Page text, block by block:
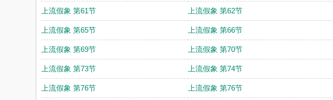
上流假象 第61节 上流假象 第62节
上流假象 第65节 上流假象 第66节
上流假象 第69节 上流假象 第70节
上流假象 第73节 上流假象 第74节
上流假象 第76节 上流假象 第76节